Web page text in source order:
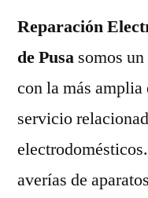
Reparación
de Pusa somos
con la más amplia
servicio
averías de